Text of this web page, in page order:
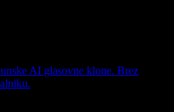
AI glasovne klone. Brez